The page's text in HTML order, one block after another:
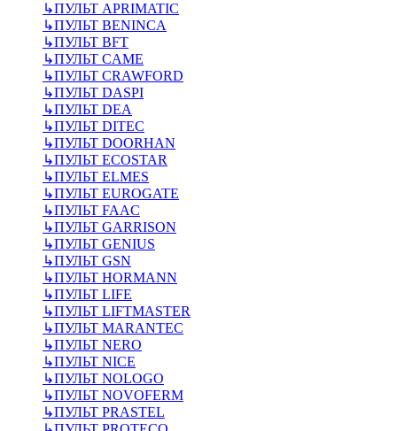
↳ПУЛЬТ APRIMATIC
↳ПУЛЬТ BENINCA
↳ПУЛЬТ BFT
↳ПУЛЬТ CAME
↳ПУЛЬТ CRAWFORD
↳ПУЛЬТ DASPI
↳ПУЛЬТ DEA
↳ПУЛЬТ DITEC
↳ПУЛЬТ DOORHAN
↳ПУЛЬТ ECOSTAR
↳ПУЛЬТ ELMES
↳ПУЛЬТ EUROGATE
↳ПУЛЬТ FAAC
↳ПУЛЬТ GARRISON
↳ПУЛЬТ GENIUS
↳ПУЛЬТ GSN
↳ПУЛЬТ HORMANN
↳ПУЛЬТ LIFE
↳ПУЛЬТ LIFTMASTER
↳ПУЛЬТ MARANTEC
↳ПУЛЬТ NERO
↳ПУЛЬТ NICE
↳ПУЛЬТ NOLOGO
↳ПУЛЬТ NOVOFERM
↳ПУЛЬТ PRASTEL